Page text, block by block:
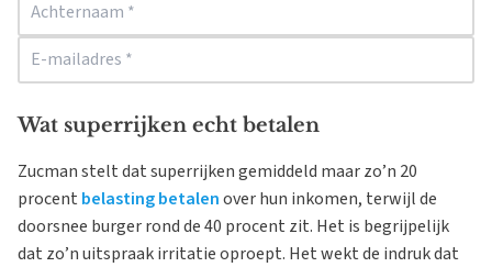
Wat superrijken echt betalen
Zucman stelt dat superrijken gemiddeld maar zo’n 20
procent belasting betalenover hun inkomen, terwijl de
doorsnee burger rond de 40 procent zit. Het is begrijpelijk
dat zo’n uitspraak irritatie oproept. Het wekt de indruk dat